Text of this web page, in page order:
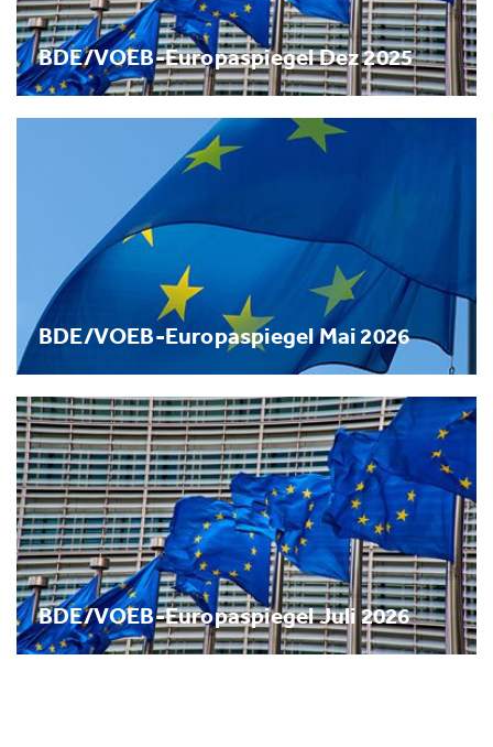
BDE/VOEB-Europaspiegel Dez 2025
BDE/VOEB-Europaspiegel Mai 2026
BDE/VOEB-Europaspiegel Juli 2026